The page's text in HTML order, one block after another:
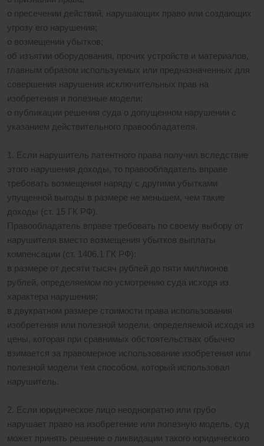
о пресечении действий, нарушающих право или создающих
угрозу его нарушения;
о возмещении убытков;
об изъятии оборудования, прочих устройств и материалов,
главным образом используемых или предназначенных для
совершения нарушения исключительных прав на
изобретения и полезные модели;
о публикации решения суда о допущенном нарушении с
указанием действительного правообладателя.
1. Если нарушитель патентного права получил вследствие
этого нарушения доходы, то правообладатель вправе
требовать возмещения наряду с другими убытками
упущенной выгоды в размере не меньшем, чем такие
доходы (ст. 15 ГК РФ).
Правообладатель вправе требовать по своему выбору от
нарушителя вместо возмещения убытков выплаты
компенсации (ст. 1406.1 ГК РФ):
в размере от десяти тысяч рублей до пяти миллионов
рублей, определяемом по усмотрению суда исходя из
характера нарушения;
в двукратном размере стоимости права использования
изобретения или полезной модели, определяемой исходя из
цены, которая при сравнимых обстоятельствах обычно
взимается за правомерное использование изобретения или
полезной модели тем способом, который использовал
нарушитель.
2. Если юридическое лицо неоднократно или грубо
нарушает право на изобретение или полезную модель, суд
может принять решение о ликвидации такого юридического